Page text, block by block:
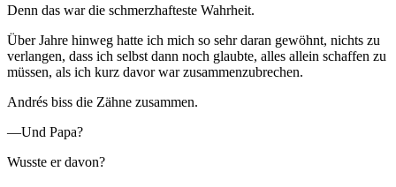
Denn das war die schmerzhafteste Wahrheit.
Über Jahre hinweg hatte ich mich so sehr daran gewöhnt, nichts zu
verlangen, dass ich selbst dann noch glaubte, alles allein schaffen zu
müssen, als ich kurz davor war zusammenzubrechen.
Andrés biss die Zähne zusammen.
—Und Papa?
Wusste er davon?